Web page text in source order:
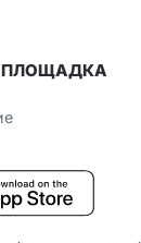
ПЛОЩАДКА